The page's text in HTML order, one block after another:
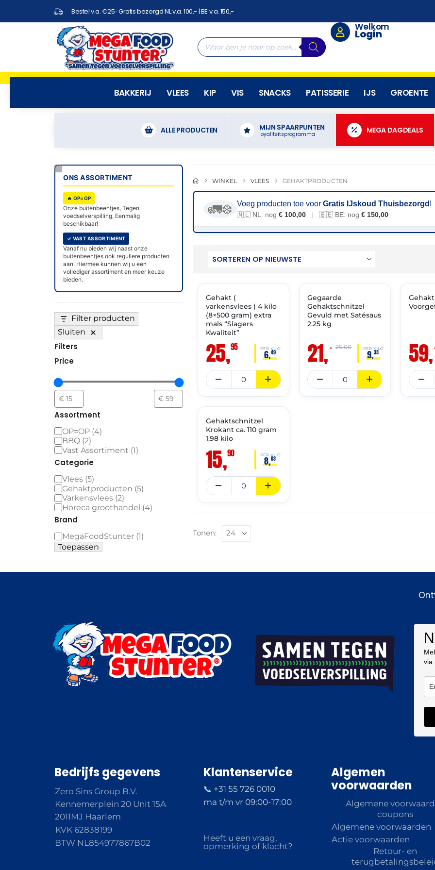
Bestel v.a. €25 · Gratis bezorgd NL v.a. 100,- | BE v.a. 150,-
Welkom
Login
BAKKERIJ VLEES KIP VIS SNACKS PATISSERIE IJS GROENTE
ALLE PRODUCTEN MIJN SPAARPUNTEN
loyaliteitsprogramma MEGA DAGDEALS
WINKEL VLEES GEHAKTPRODUCTEN
🚛❄️ Voeg producten toe voor Gratis IJskoud Thuisbezorgd !
🇳🇱 NL: nog € 100,00 | 🇧🇪 BE: nog € 150,00
✓ VAST ASSORTIMENT
Gehakt (
varkensvlees ) 4 kilo
(8×500 gram) extra
mals “Slagers
Kwaliteit”
25,95 PER KILO
6,49
🔥 OP=OP
Gegaarde
Gehaktschnitzel
Gevuld met Satésaus
2.25 kg
21,– PER KILO
9,33
25,00
🔥 OP=OP
59,
🔥 OP=OP
Gehaktschnitzel
Krokant ca. 110 gram
1,98 kilo
15,90 PER KILO
8,03
Tonen:
ONS ASSORTIMENT
🔥 OP=OP
Onze buitenbeentjes, Tegen
voedselverspilling, Eenmalig
beschikbaar!
✓ VAST ASSORTIMENT
Vanaf nu bieden wij naast onze
buitenbeentjes ook reguliere producten
aan. Hiermee kunnen wij u een
vollediger assortiment en meer keuze
bieden.
Filter producten
Sluiten
Filters
Price
Assortment
OP=OP (4)
BBQ (2)
Vast Assortiment (1)
Categorie
Vlees (5)
Gehaktproducten (5)
Varkensvlees (2)
Horeca groothandel (4)
Brand
MegaFoodStunter (1)
Toepassen
via
Bedrijfs gegevens
Zero Sins Group B.V.
Kennemerplein 20 Unit 15A
2011MJ Haarlem
KVK 62838199
BTW NL854977867B02
Klantenservice
📞 +31 55 726 0010
ma t/m vr 09:00-17:00
Heeft u een vraag,
opmerking of klacht?
Algemen
voorwaarden
Algemene
coupons
Algemene voorwaarden
Actie voorwaarden
Retour- en